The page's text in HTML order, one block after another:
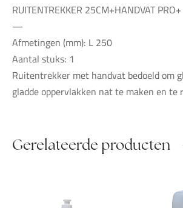
RUITENTREKKER 25CM+HANDVAT
—
Afmetingen (mm): L 250
Aantal stuks: 1
Ruitentrekker met handvat bedoeld om
gladde oppervlakken nat te maken en te
Gerelateerde producten